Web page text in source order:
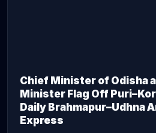
Chief Minister of Odisha
Minister Flag Off
Daily Brahmapur–Udhna
Express